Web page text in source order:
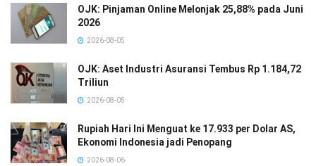
OJK: Pinjaman Online Melonjak 25,88% pada Juni
2026
2026-08-05
OJK: Aset Industri Asuransi Tembus Rp 1.184,72
Triliun
2026-08-05
Rupiah Hari Ini Menguat ke 17.933 per Dolar AS,
Ekonomi Indonesia jadi Penopang
2026-08-06